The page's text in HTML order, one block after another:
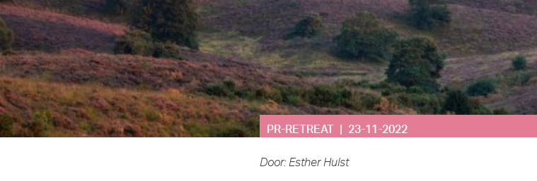
PR-RETREAT | 23-11-2022
Door: Esther Hulst